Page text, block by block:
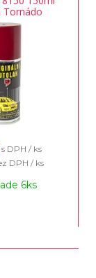
Tornádo
s DPH / ks
DPH / ks
6ks